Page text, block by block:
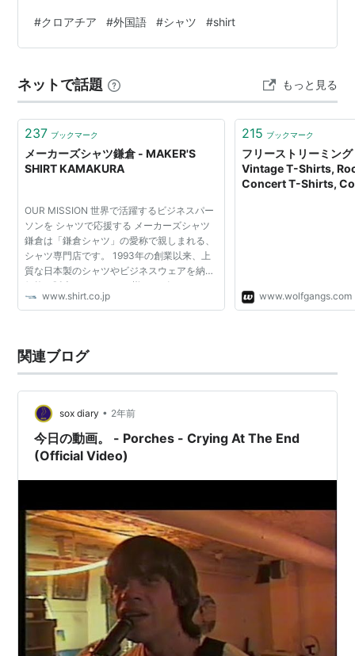
shirt.」
・・・・・・・・・・・・・・・・・・・・・・・・・
記事から去る前に、「しゃつ、こしゅりぃや」と、5回繰
り返して発音してみてください。 次に目を閉じ、何も見
ず…
#クロアチア #外国語 #シャツ #shirt
ネットで話題 もっと見る
237 ブックマーク
メーカーズシャツ鎌倉 - MAKER'S
SHIRT KAMAKURA
OUR MISSION 世界で活躍するビジネスパー
ソンを シャツで応援する メーカーズシャツ
鎌倉は「鎌倉シャツ」の愛称で親しまれる、
シャツ専門店です。 1993年の創業以来、上
質な日本製のシャツやビジネスウェアを納得
価格で販売しています。 様々なビジネスシー
ンで、自信をもって着用できるアイテムを、
www.shirt.co.jp
215 ブックマーク
フリーストリーミ
Vintage T-Shirts,
Concert T-Shirts,
www.wolfgangs.com
関連ブログ
sox diary • 2年前
今日の動画。 - Porches - Crying At The End
(Official Video)